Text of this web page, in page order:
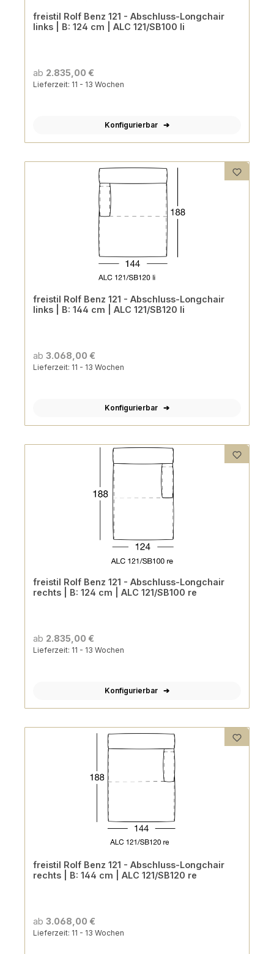
freistil Rolf Benz 121 - Abschluss-Longchair
links | B: 124 cm | ALC 121/SB100 li
ab 2.835,00 €
Lieferzeit: 11 - 13 Wochen
Konfigurierbar
freistil Rolf Benz 121 - Abschluss-Longchair
links | B: 144 cm | ALC 121/SB120 li
ab 3.068,00 €
Lieferzeit: 11 - 13 Wochen
Konfigurierbar
freistil Rolf Benz 121 - Abschluss-Longchair
rechts | B: 124 cm | ALC 121/SB100 re
ab 2.835,00 €
Lieferzeit: 11 - 13 Wochen
Konfigurierbar
freistil Rolf Benz 121 - Abschluss-Longchair
rechts | B: 144 cm | ALC 121/SB120 re
ab 3.068,00 €
Lieferzeit: 11 - 13 Wochen